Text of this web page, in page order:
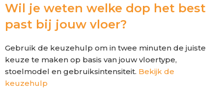
Wil je weten welke dop het best
past bij jouw vloer?
Gebruik de keuzehulp om in twee minuten de juiste
keuze te maken op basis van jouw vloertype,
stoelmodel en gebruiksintensiteit. Bekijk de
keuzehulp